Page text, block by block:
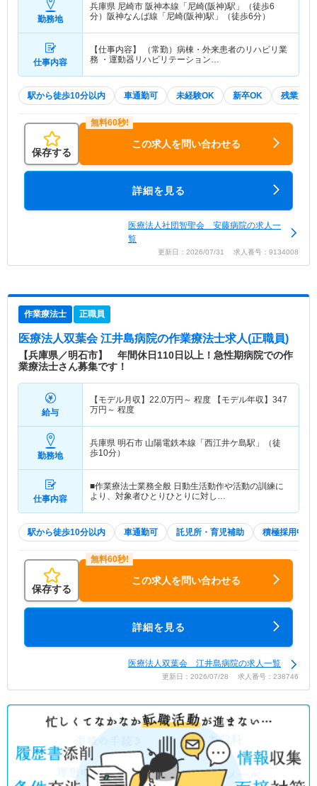
勤務地
兵庫県 尼崎市 阪神本線「尼崎(阪神)駅」（徒歩6
分）阪神なんば線「尼崎(阪神)駅」（徒歩6分）
仕事内容
【仕事内容】 （常勤）病棟・外来患者のリハビリ業
務 ・運動器リハビリテーション…
駅から徒歩10分以内 車通勤可 未経験OK 新卒OK 残業少な
保存する
この求人を問い合わせる
詳細を見る
医療法人社団智聖会 安藤病院の求人一
覧
更新日：2026/07/31 求人番号：9134008
作業療法士 正職員
医療法人双葉会 江井島病院の作業療法士求人(正職員)
【兵庫県／明石市】 年間休日110日以上！急性期病院での作
業療法士さん募集です！
給与
【モデル月収】 22.0万円～ 程度 【モデル年収】 347
万円～ 程度
勤務地
兵庫県 明石市 山陽電鉄本線「西江井ケ島駅」（徒
歩10分）
仕事内容
■作業療法士業務全般 日動生活動作や活動の訓練に
より、対象者ひとりひとりに対し…
駅から徒歩10分以内 車通勤可 託児所・育児補助 積極採用中
保存する
この求人を問い合わせる
詳細を見る
医療法人双葉会 江井島病院の求人一覧
更新日：2026/07/28 求人番号：238746